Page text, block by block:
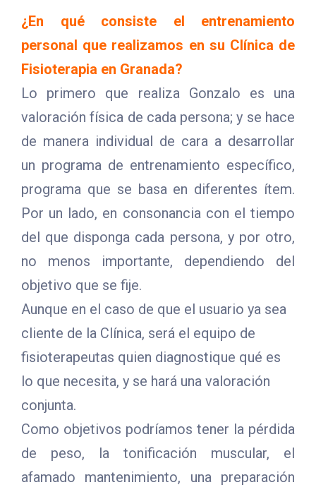
¿En qué consiste el entrenamiento
personal que realizamos en su Clínica de
Fisioterapia en Granada?
Lo primero que realiza Gonzalo es una
valoración física de cada persona; y se hace
de manera individual de cara a desarrollar
un programa de entrenamiento específico,
programa que se basa en diferentes ítem.
Por un lado, en consonancia con el tiempo
del que disponga cada persona, y por otro,
no menos importante, dependiendo del
objetivo que se fije.
Aunque en el caso de que el usuario ya sea
cliente de la Clínica, será el equipo de
fisioterapeutas quien diagnostique qué es
lo que necesita, y se hará una valoración
conjunta.
Como objetivos podríamos tener la pérdida
de peso, la tonificación muscular, el
afamado mantenimiento, una preparación